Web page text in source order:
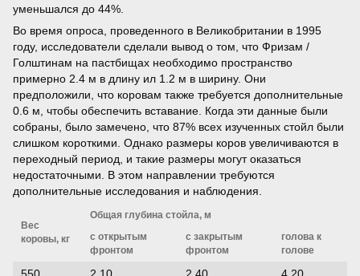
уменьшался до 44%.
Во время опроса, проведенного в Великобритании в 1995
году, исследователи сделали вывод о том, что Фризам /
Голштинам на пастбищах необходимо пространство
примерно 2.4 м в длину ил 1.2 м в ширину. Они
предположили, что коровам также требуется дополнительные
0.6 м, чтобы обеспечить вставание. Когда эти данные были
собраны, было замечено, что 87% всех изученных стойл были
слишком короткими. Однако размеры коров увеличиваются в
переходный период, и такие размеры могут оказаться
недостаточными. В этом направлении требуются
дополнительные исследования и наблюдения.
Вес
коровы, кг
Общая глубина стойла, м
с открытым
фронтом
с закрытым
фронтом
голова к
голове
550 2.10 2.40
4.20